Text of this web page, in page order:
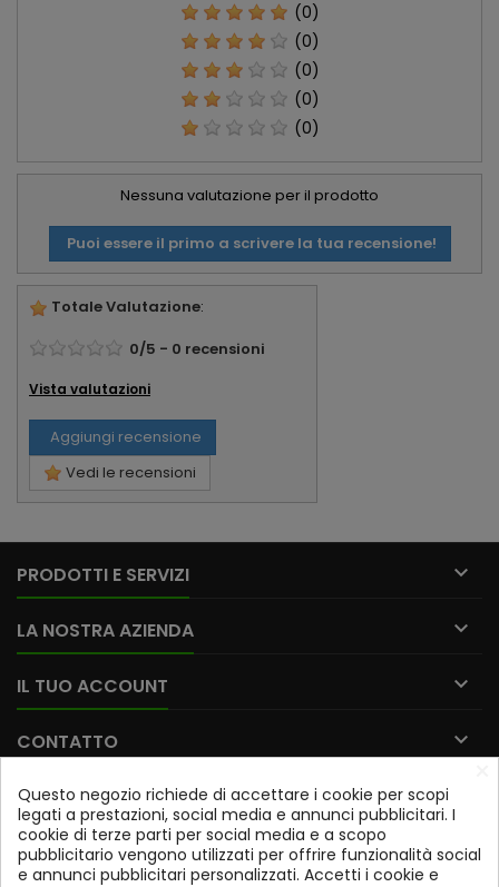
(0)
(0)
(0)
(0)
(0)
Nessuna valutazione per il prodotto
Puoi essere il primo a scrivere la tua recensione!
Totale Valutazione:
0/5 - 0 recensioni
Vista valutazioni
Aggiungi recensione
Vedi le recensioni
PRODOTTI E SERVIZI 
LA NOSTRA AZIENDA 
IL TUO ACCOUNT 
CONTATTO 
Iscriviti alla nostra newsletter
Questo negozio richiede di accettare i cookie per scopi
legati a prestazioni, social media e annunci pubblicitari. I
cookie di terze parti per social media e a scopo
pubblicitario vengono utilizzati per offrire funzionalità social
e annunci pubblicitari personalizzati. Accetti i cookie e